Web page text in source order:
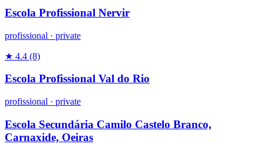
Escola Profissional Nervir
profissional · private
★ 4.4 (8)
Escola Profissional Val do Rio
profissional · private
Escola Secundária Camilo Castelo Branco,
Carnaxide, Oeiras